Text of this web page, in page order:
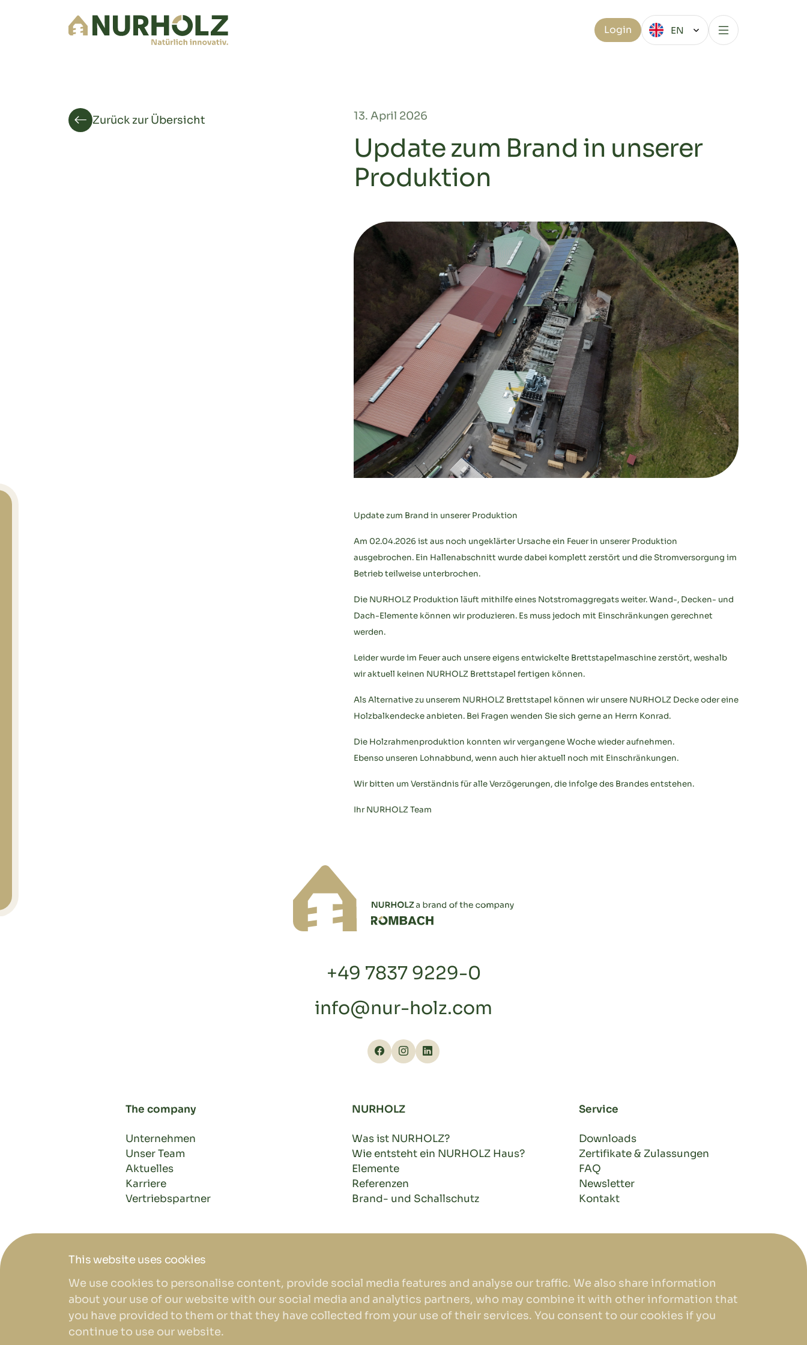
This website uses cookies
We use cookies to personalise content, provide social media features and analyse our traffic. We also share information
about your use of our website with our social media and analytics partners, who may combine it with other information that
you have provided to them or that they have collected from your use of their services. You consent to our cookies if you
continue to use our website.
Login EN
Zurück zur Übersicht 13. April 2026
Update zum Brand in unserer
Produktion
Update zum Brand in unserer Produktion
Am 02.04.2026 ist aus noch ungeklärter Ursache ein Feuer in unserer Produktion
ausgebrochen. Ein Hallenabschnitt wurde dabei komplett zerstört und die Stromversorgung im
Betrieb teilweise unterbrochen.
Die NURHOLZ Produktion läuft mithilfe eines Notstromaggregats weiter. Wand-, Decken- und
Dach-Elemente können wir produzieren. Es muss jedoch mit Einschränkungen gerechnet
werden.
Leider wurde im Feuer auch unsere eigens entwickelte Brettstapelmaschine zerstört, weshalb
wir aktuell keinen NURHOLZ Brettstapel fertigen können.
Als Alternative zu unserem NURHOLZ Brettstapel können wir unsere NURHOLZ Decke oder eine
Holzbalkendecke anbieten. Bei Fragen wenden Sie sich gerne an Herrn Konrad.
Die Holzrahmenproduktion konnten wir vergangene Woche wieder aufnehmen.
Ebenso unseren Lohnabbund, wenn auch hier aktuell noch mit Einschränkungen.
Wir bitten um Verständnis für alle Verzögerungen, die infolge des Brandes entstehen.
Ihr NURHOLZ Team
+49 7837 9229-0
info@nur-holz.com
The company
Unternehmen
Unser Team
Aktuelles
Karriere
Vertriebspartner
NURHOLZ
Was ist NURHOLZ?
Wie entsteht ein NURHOLZ Haus?
Elemente
Referenzen
Brand- und Schallschutz
Service
Downloads
Zertifikate & Zulassungen
FAQ
Newsletter
Kontakt
EN